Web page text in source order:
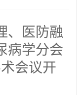
、医防融
病学分会
会议开